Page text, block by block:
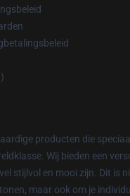
producten die
Wij bieden een
stijlvol en mooi zijn. Dit is
maar ook om je